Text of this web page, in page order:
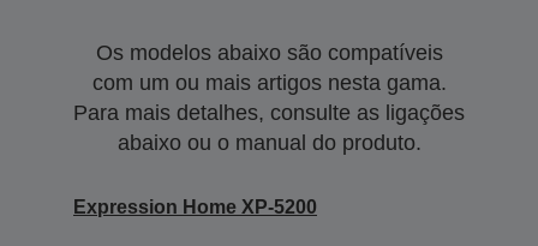
Os modelos abaixo são compatíveis
com um ou mais artigos nesta gama.
Para mais detalhes, consulte as ligações
abaixo ou o manual do produto.
Expression Home XP-5200